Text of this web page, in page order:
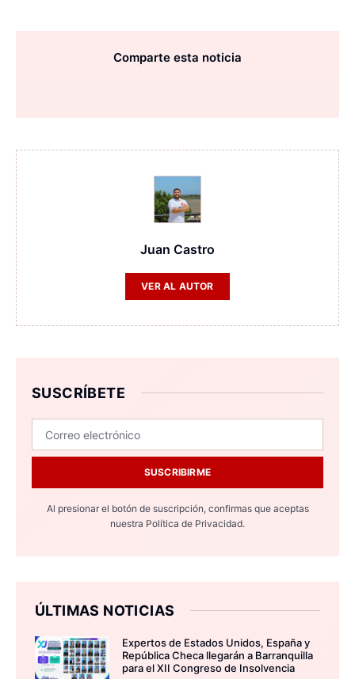
Comparte esta noticia
Juan Castro
VER AL AUTOR
SUSCRÍBETE
SUSCRIBIRME
Al presionar el botón de suscripción, confirmas que aceptas
nuestra Política de Privacidad.
ÚLTIMAS NOTICIAS
Expertos de Estados Unidos, España y
República Checa llegarán a Barranquilla
para el XII Congreso de Insolvencia